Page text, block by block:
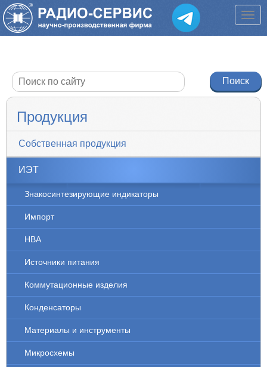
Продукция
Собственная продукция
ИЭТ
Знакосинтезирующие индикаторы
Импорт
НВА
Источники питания
Коммутационные изделия
Конденсаторы
Материалы и инструменты
Микросхемы